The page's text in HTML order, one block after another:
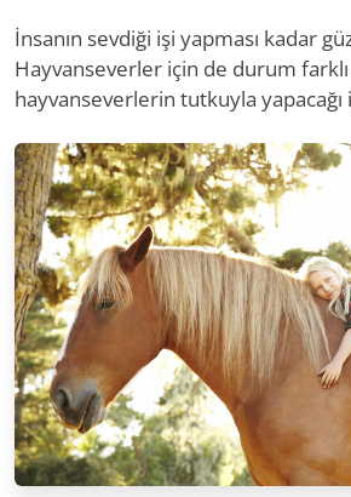
İnsanın sevdiği işi yapması kadar
Hayvanseverler için de durum
hayvanseverlerin tutkuyla